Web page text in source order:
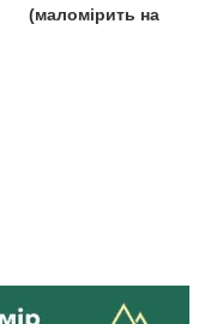
(маломірить на